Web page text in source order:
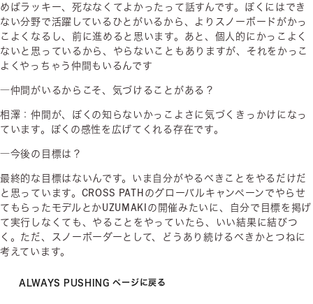
めばラッキー、死ななくてよかったって話すんです。ぼくにはでき
ない分野で活躍しているひとがいるから、よりスノーボードがかっ
こよくなるし、前に進めると思います。あと、個人的にかっこよく
ないと思っているから、やらないこともありますが、それをかっこ
よくやっちゃう仲間もいるんです
―仲間がいるからこそ、気づけることがある？
相澤：仲間が、ぼくの知らないかっこよさに気づくきっかけになっ
ています。ぼくの感性を広げてくれる存在です。
―今後の目標は？
最終的な目標はないんです。いま自分がやるべきことをやるだけだ
と思っています。CROSS PATHのグローバルキャンペーンでやらせ
てもらったモデルとかUZUMAKIの開催みたいに、自分で目標を掲げ
て実行しなくても、やることをやっていたら、いい結果に結びつ
く。ただ、スノーボーダーとして、どうあり続けるべきかとつねに
考えています。
ALWAYS PUSHING ページに戻る